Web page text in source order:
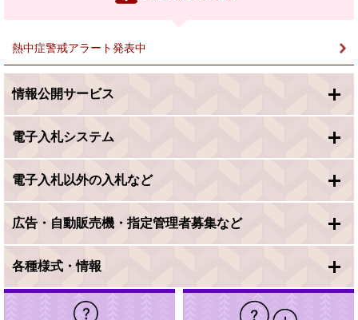
熱中症警戒アラート発表中
情報公開サービス
電子入札システム
電子入札以外の入札など
広告・自動販売機・指定管理者募集など
各種様式・情報